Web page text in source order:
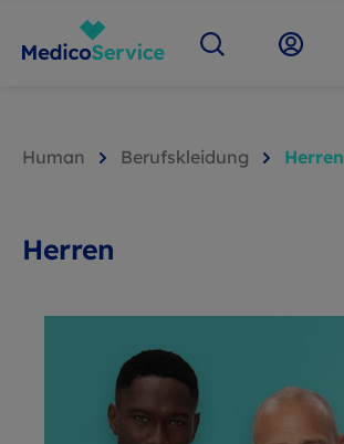
Human Berufskleidung Herren
Herren